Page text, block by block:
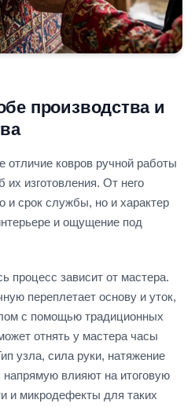
производства и
отличие ковров ручной работы
изготовления. От него
и срок службы, но и характер
и ощущение под
процесс зависит от мастера.
переплетает основу и уток,
с помощью традиционных
отнять у мастера часы
узла, сила руки, натяжение
влияют на итоговую
и микродефекты для таких